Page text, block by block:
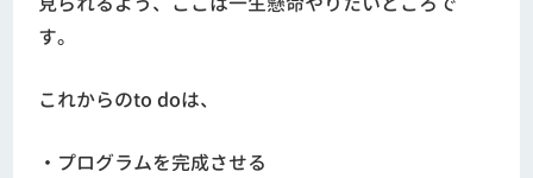
す。
これからのto doは、
・プログラムを完成させる